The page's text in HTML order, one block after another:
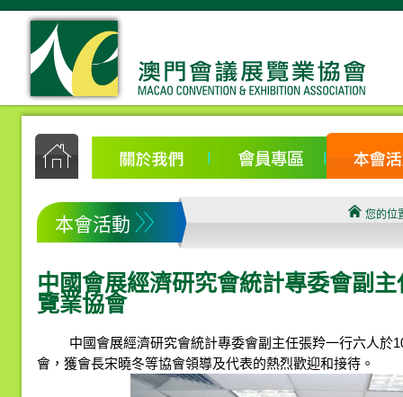
本會活動 您的位
中國會展經濟研究會統計專委會副
覽業協會
中國會展經濟研究會統計專委會副主任張羚一行六人於
會，獲會長宋曉冬等協會領導及代表的熱烈歡迎和接待。